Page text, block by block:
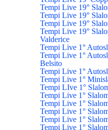
Tempi Live 19°
Tempi Live 19°
Tempi Live 19°
Tempi Live 19°
Valderice
Tempi Live 1°
Tempi Live 1°
Belsito
Tempi Live 1°
Tempi Live 1°
Tempi LIve 1°
Tempi Live 1°
Tempi Live 1°
Tempi Live 1°
Tempi Live 1°
Tempi Live 1°